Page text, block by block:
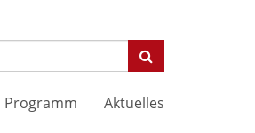
Programm Aktuelles